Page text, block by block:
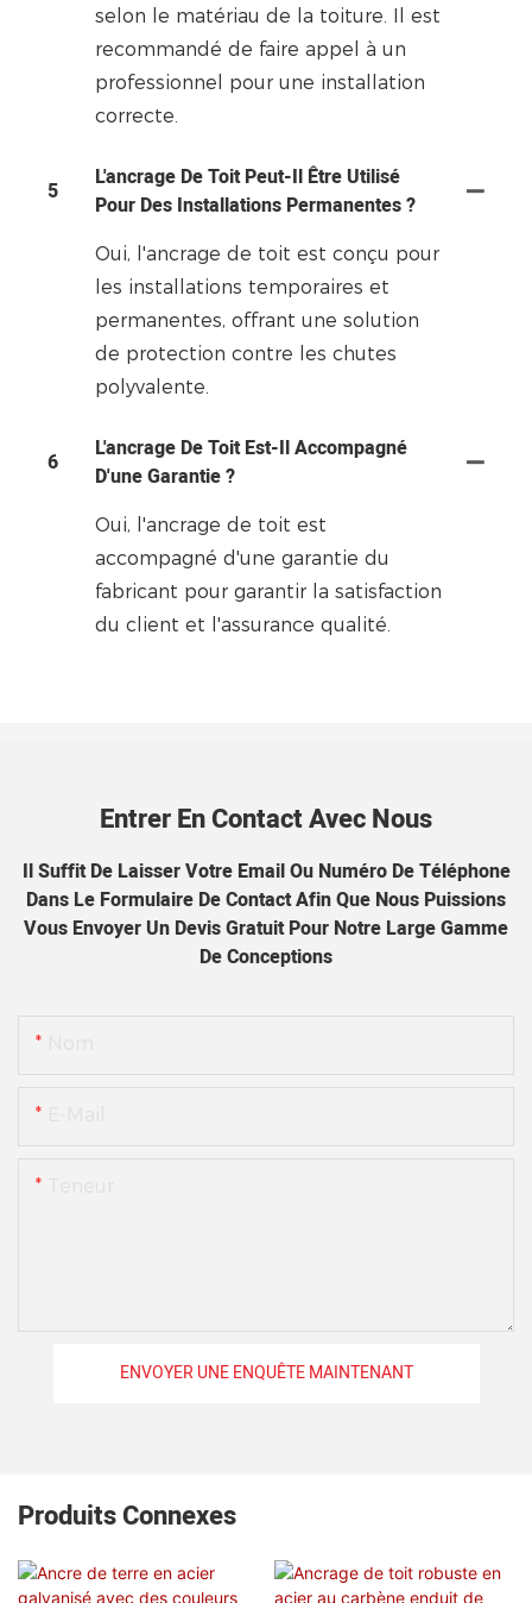
selon le matériau de la toiture. Il est
recommandé de faire appel à un
professionnel pour une installation
correcte.
5
L'ancrage De Toit Peut-Il Être Utilisé
Pour Des Installations Permanentes ?
Oui, l'ancrage de toit est conçu pour
les installations temporaires et
permanentes, offrant une solution
de protection contre les chutes
polyvalente.
6
L'ancrage De Toit Est-Il Accompagné
D'une Garantie ?
Oui, l'ancrage de toit est
accompagné d'une garantie du
fabricant pour garantir la satisfaction
du client et l'assurance qualité.
Entrer En Contact Avec Nous
Il Suffit De Laisser Votre Email Ou Numéro De Téléphone
Dans Le Formulaire De Contact Afin Que Nous Puissions
Vous Envoyer Un Devis Gratuit Pour Notre Large Gamme
De Conceptions
ENVOYER UNE ENQUÊTE MAINTENANT
Produits Connexes